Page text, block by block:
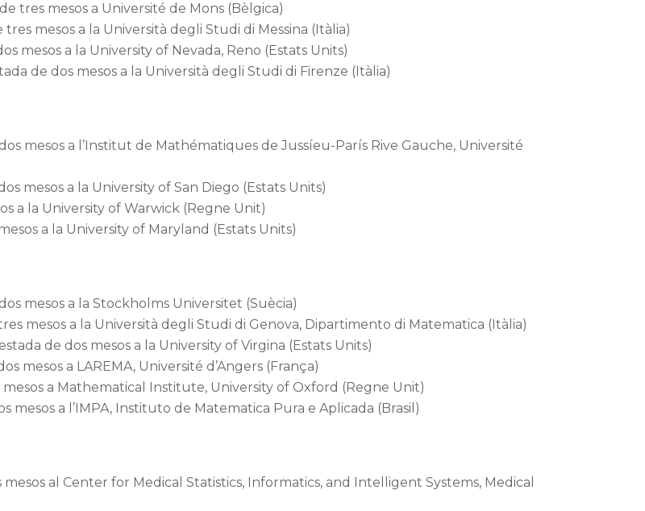
tres mesos a Université de Mons (Bèlgica)
mesos a la Università degli Studi di Messina (Itàlia)
mesos a la University of Nevada, Reno (Estats Units)
de dos mesos a la Università degli Studi di Firenze (Itàlia)
mesos a l’Institut de Mathématiques de Jussíeu-París Rive Gauche, Université
mesos a la University of San Diego (Estats Units)
a la University of Warwick (Regne Unit)
a la University of Maryland (Estats Units)
mesos a la Stockholms Universitet (Suècia)
mesos a la Università degli Studi di Genova, Dipartimento di Matematica (Itàlia)
de dos mesos a la University of Virgina (Estats Units)
mesos a LAREMA, Université d’Angers (França)
a Mathematical Institute, University of Oxford (Regne Unit)
mesos a l’IMPA, Instituto de Matematica Pura e Aplicada (Brasil)
al Center for Medical Statistics, Informatics, and Intelligent Systems, Medical